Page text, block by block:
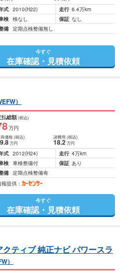
式 2010(H22) 走行 6.4万km
検 検なし 保証 なし
備 定期点検整備無し
今すぐ
在庫確認・見積依頼
）
払総額(税込)
万円
価格(税込)
.8万円
諸費用 (税込)
18.2 万円
式 2012(H24) 走行 4万km
検 車検整備付 保証 あり
備 定期点検整備有
報提供：
今すぐ
在庫確認・見積依頼
ティブ 純正ナビ パワースラ
）